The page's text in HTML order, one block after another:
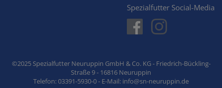
Spezialfutter Social-Media
©2025 Spezialfutter Neuruppin GmbH & Co. KG - Friedrich-Bückling-
Straße 9 - 16816 Neuruppin
Telefon: 03391-5930-0 - E-Mail: info@sn-neuruppin.de